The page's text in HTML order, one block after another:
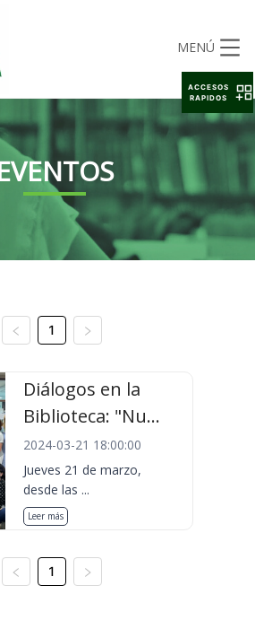
MENÚ
1
Diálogos en la
Biblioteca: "Nu...
2024-03-21 18:00:00
Jueves 21 de marzo,
desde las ...
Leer más
1
ACCESOS
RAPIDOS